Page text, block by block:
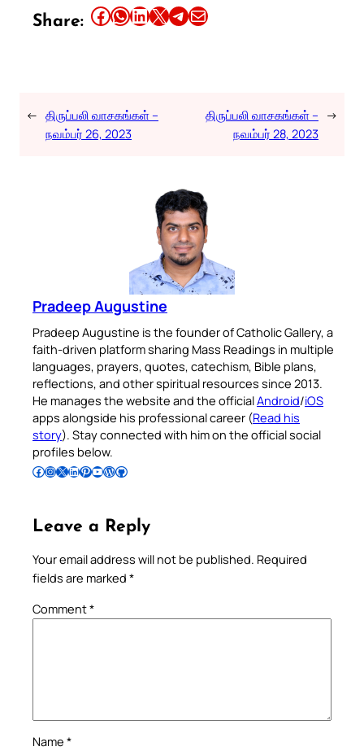
Share: Share this article on Facebook Share this article on WhatsApp Share this article on LinkedIn Share this article on X Share this article on TelegramEmail this Article
← திருப்பலி வாசகங்கள் –
நவம்பர் 26, 2023
திருப்பலி வாசகங்கள் –
நவம்பர் 28, 2023
→
Pradeep Augustine
Pradeep Augustine is the founder of Catholic Gallery, a
faith-driven platform sharing Mass Readings in multiple
languages, prayers, quotes, catechism, Bible plans,
reflections, and other spiritual resources since 2013.
He manages the website and the officialAndroid/iOS
apps alongside his professional career (Read his
story). Stay connected with him on the official social
profiles below.
Follow Pradeep on Facebook Follow Pradeep on InstagramFollow Pradeep on X Follow Pradeep on LinkedIn Follow Pradeep on Pinterest Subscribe to Pradeep’s Youtube Channel Follow Pradeep on WordPress Follow Pradeep on GitHub
Leave a Reply
Your email address will not be published. Required
fields are marked *
Comment*
Name *